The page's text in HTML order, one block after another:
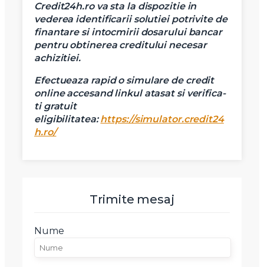
Credit24h.ro va sta la dispozitie in
vederea identificarii solutiei potrivite de
finantare si intocmirii dosarului bancar
pentru obtinerea creditului necesar
achizitiei.
Efectueaza rapid o simulare de credit
online accesand linkul atasat si verifica-
ti gratuit
eligibilitatea:https://simulator.credit24
h.ro/
Trimite mesaj
Nume
Am citit si sunt de acord cutermenii si conditiile
SudRezidential.ro
Sunt de acord cuprelucrarea datelor cu caracter personal